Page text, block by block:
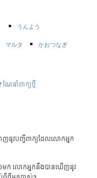
うんよう
マルタ
かおつなぎ
ណែនាំពាក្យថ្មី
ញនូវបញ្ជីពាក្យដែលលោកអ្នក
មក លោកអ្នកនឹងបានឃើញនូវ